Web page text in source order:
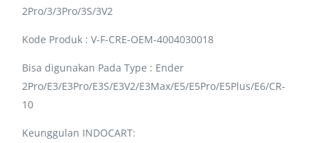
2Pro/3/3Pro/3S/3V2
Kode Produk : V-F-CRE-OEM-4004030018
Bisa digunakan Pada Type : Ender
2Pro/E3/E3Pro/E3S/E3V2/E3Max/E5/E5Pro/E5Plus/E6/CR-
10
Keunggulan INDOCART: